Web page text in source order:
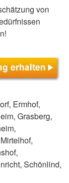
von
Ermhof,
Grasberg,
Schönlind,